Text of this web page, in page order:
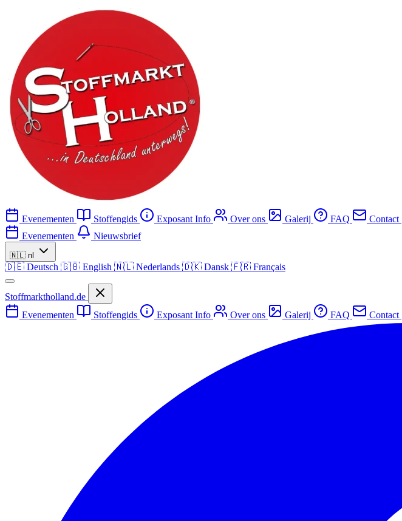
Evenementen Stoffengids Exposant Info Over ons Galerij FAQ Contact
Evenementen
Nieuwsbrief
🇳🇱 nl
🇩🇪 Deutsch 🇬🇧 English 🇳🇱 Nederlands 🇩🇰 Dansk 🇫🇷 Français
Stoffmarktholland.de
Evenementen
Stoffengids Exposant Info Over ons Galerij FAQ Contact